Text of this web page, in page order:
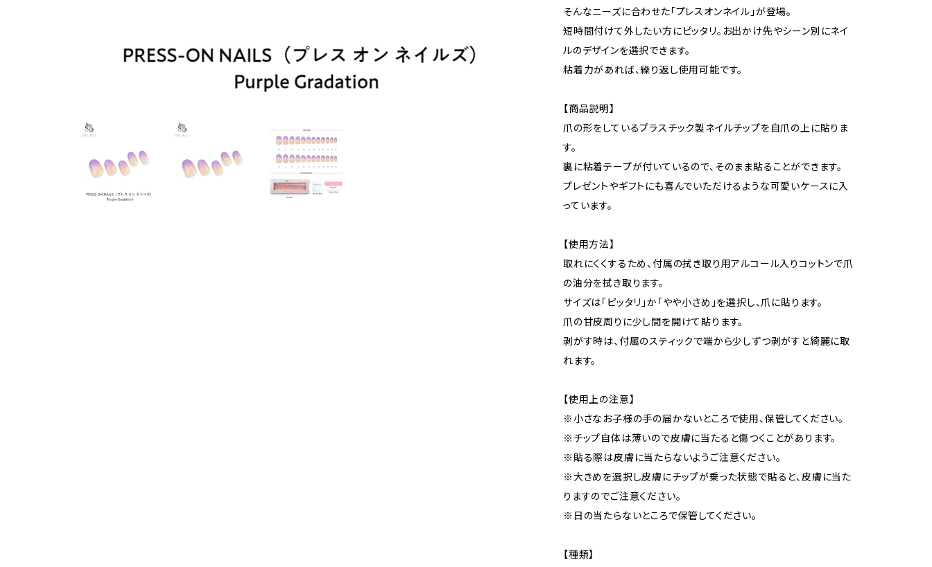
そんなニーズに合わせた「プレスオンネイル」が登場。
短時間付けて外したい方にピッタリ。お出かけ先やシーン別にネイ
ルのデザインを選択できます。
粘着力があれば、繰り返し使用可能です。
【商品説明】
爪の形をしているプラスチック製ネイルチップを自爪の上に貼りま
す。
裏に粘着テープが付いているので、そのまま貼ることができます。
プレゼントやギフトにも喜んでいただけるような可愛いケースに入
っています。
【使用方法】
取れにくくするため、付属の拭き取り用アルコール入りコットンで爪
の油分を拭き取ります。
サイズは「ピッタリ」か「やや小さめ」を選択し、爪に貼ります。
爪の甘皮周りに少し間を開けて貼ります。
剥がす時は、付属のスティックで端から少しずつ剥がすと綺麗に取
れます。
【使用上の注意】
※小さなお子様の手の届かないところで使用、保管してください。
※チップ自体は薄いので皮膚に当たると傷つくことがあります。
※貼る際は皮膚に当たらないようご注意ください。
※大きめを選択し皮膚にチップが乗った状態で貼ると、皮膚に当た
りますのでご注意ください。
※日の当たらないところで保管してください。
【種類】